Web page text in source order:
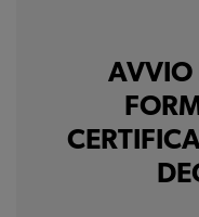
AVVIO